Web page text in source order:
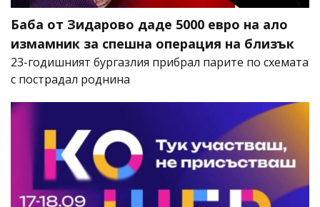
Баба от Зидарово даде 5000 евро на ало
измамник за спешна операция на близък
23-годишният бургазлия прибрал парите по схемата
с пострадал роднина